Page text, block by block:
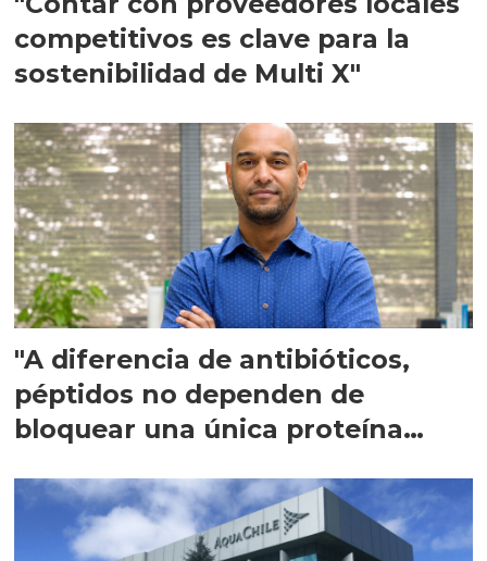
competitivos es clave para la
sostenibilidad de Multi X"
"A diferencia de antibióticos,
péptidos no dependen de
bloquear una única proteína